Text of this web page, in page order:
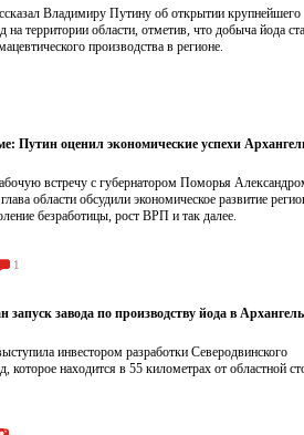
Владимиру Путину об открытии крупнейшего
территории области, отметив, что добыча йода
производства в регионе.
Путин оценил экономические успехи
встречу с губернатором Поморья
области обсудили экономическое развитие
безработицы, рост ВРП и так далее.
1
запуск завода по производству йода в
инвестором разработки Северодвинского
которое находится в 55 километрах от областной